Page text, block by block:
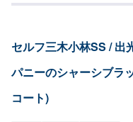
通車：5,500円⚫︎大型車：
セルフ三木小林SS / 出
パニーのシャーシブラ
コート)